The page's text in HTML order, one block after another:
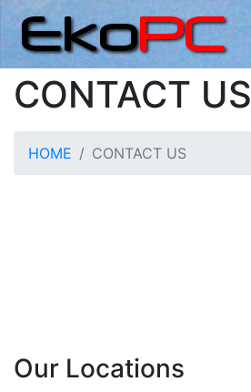
CONTACT US
HOME CONTACT US
Our Locations